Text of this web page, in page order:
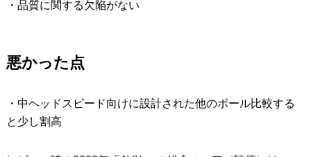
・品質に関する欠陥がない
悪かった点
・中ヘッドスピード向けに設計された他のボール比較する
と少し割高